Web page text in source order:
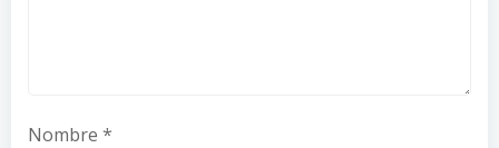
Nombre *